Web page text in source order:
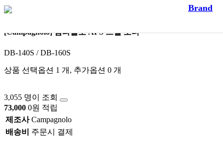
Brand
[Campagnolo] 캄파놀로 AFS 스틸 로터
DB-140S / DB-160S
상품 선택옵션 1 개, 추가옵션 0 개
3,055 명이 조회
73,000 0원 적립
제조사 Campagnolo
배송비
주문시 결제